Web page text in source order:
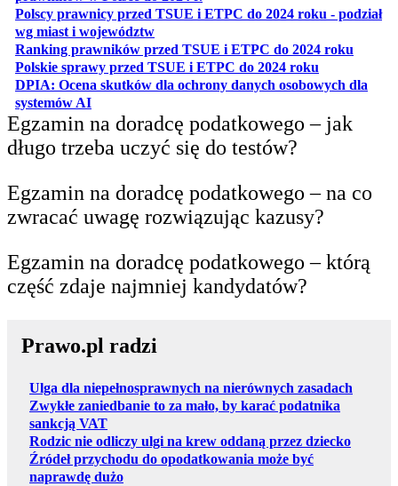
Polscy prawnicy przed TSUE i ETPC do 2024 roku - podział
wg miast i województwotwiera się w nowej karcie
Ranking prawników przed TSUE i ETPC do 2024 roku
Polskie sprawy przed TSUE i ETPC do 2024 roku
DPIA: Ocena skutków dla ochrony danych osobowych dla
systemów AIotwiera się w nowej karcie
Egzamin na doradcę podatkowego – jak
długo trzeba uczyć się do testów?
Egzamin na doradcę podatkowego – na co
zwracać uwagę rozwiązując kazusy?
Egzamin na doradcę podatkowego – którą
część zdaje najmniej kandydatów?
Prawo.pl radzi
Ulga dla niepełnosprawnych na nierównych zasadach
Zwykłe zaniedbanie to za mało, by karać podatnika
sankcją VAT
Rodzic nie odliczy ulgi na krew oddaną przez dziecko
Źródeł przychodu do opodatkowania może być
naprawdę dużo